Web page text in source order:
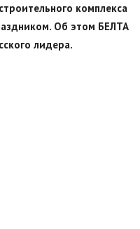
комплекса
Об этом БЕЛТА
лидера.